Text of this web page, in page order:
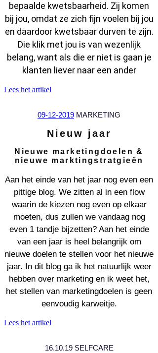
bepaalde kwetsbaarheid. Zij komen
bij jou, omdat ze zich fijn voelen bij jou
en daardoor kwetsbaar durven te zijn.
Die klik met jou is van wezenlijk
belang, want als die er niet is gaan je
klanten liever naar een ander
Lees het artikel
09-12-2019 MARKETING
Nieuw jaar
Nieuwe marketingdoelen &
nieuwe marktingstratgieën
Aan het einde van het jaar nog even een
pittige blog. We zitten al in een flow
waarin de kiezen nog even op elkaar
moeten, dus zullen we vandaag nog
even 1 tandje bijzetten? Aan het einde
van een jaar is heel belangrijk om
nieuwe doelen te stellen voor het nieuwe
jaar. In dit blog ga ik het natuurlijk weer
hebben over marketing en ik weet het,
het stellen van marketingdoelen is geen
eenvoudig karweitje.
Lees het artikel
16.10.19 SELFCARE